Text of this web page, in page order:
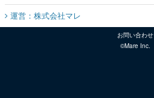
運営：株式会社マレ
お問い合わせ
©Mare Inc.